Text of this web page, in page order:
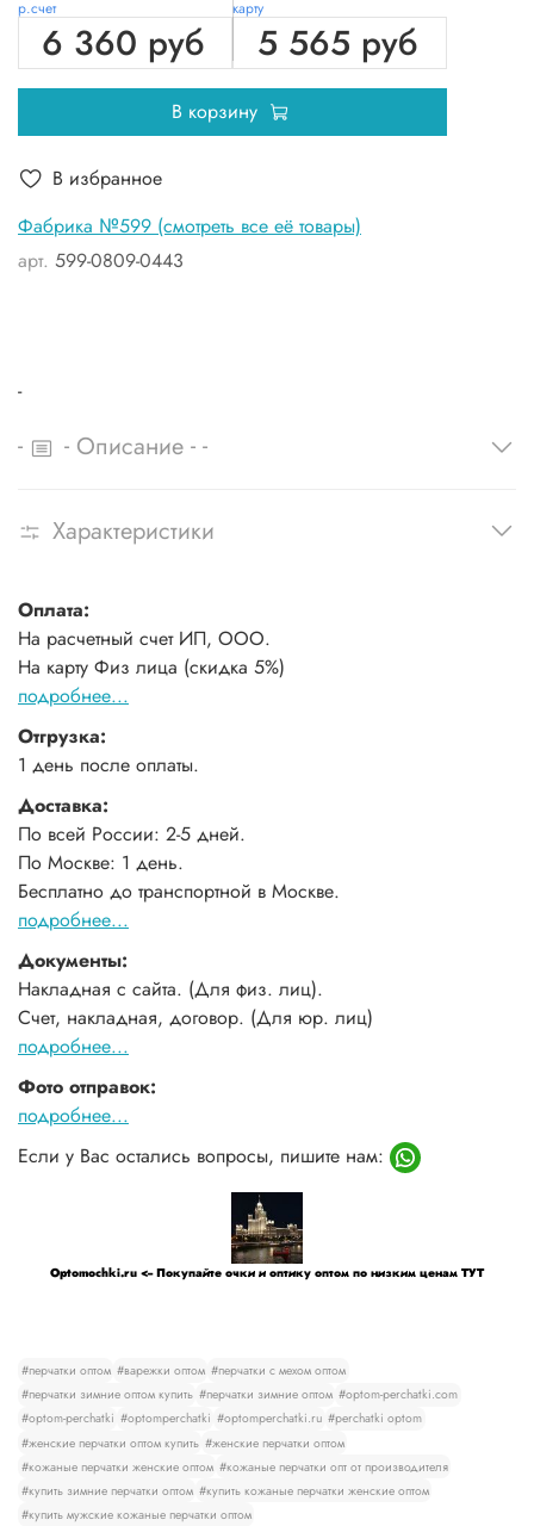
Фабрика №599 (смотреть все её товары)
арт. 599-0809-0443
р.счет
6 360 руб
карту
5 565 руб
В корзину
В избранное
-
- - Описание - -
Характеристики
Оплата:
На расчетный счет ИП, ООО.
На карту Физ лица (скидка 5%)
подробнее...
Отгрузка:
1 день после оплаты.
Доставка:
По всей России: 2-5 дней.
По Москве: 1 день.
Бесплатно до транспортной в Москве.
подробнее...
Документы:
Накладная с сайта. (Для физ. лиц).
Счет, накладная, договор. (Для юр. лиц)
подробнее...
Фото отправок:
подробнее...
Если у Вас остались вопросы, пишите нам:
Optomochki.ru <-- Покупайте очки и оптику оптом по низким ценам ТУТ
#перчатки оптом #варежки оптом #перчатки с мехом оптом
#перчатки зимние оптом купить #перчатки зимние оптом #optom-perchatki.com
#optom-perchatki #optomperchatki #optomperchatki.ru #perchatki optom
#женские перчатки оптом купить #женские перчатки оптом
#кожаные перчатки женские оптом #кожаные перчатки опт от производителя
#купить зимние перчатки оптом #купить кожаные перчатки женские оптом
#купить мужские кожаные перчатки оптом